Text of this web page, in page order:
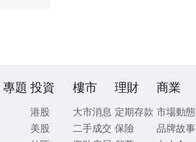
專題 投資
港股
美股
樓市
大市消息
二手成交
理財
定期存款
保險
商業
市場動態
品牌故事